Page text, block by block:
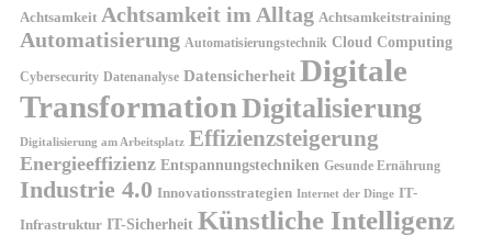
Achtsamkeit Achtsamkeit im Alltag Achtsamkeitstraining
Automatisierung Automatisierungstechnik Cloud Computing
Cybersecurity Datenanalyse Datensicherheit Digitale
TransformationDigitalisierung
Digitalisierung am Arbeitsplatz Effizienzsteigerung
Energieeffizienz Entspannungstechniken Gesunde Ernährung
Industrie 4.0 Innovationsstrategien Internet der Dinge IT-
Infrastruktur IT-Sicherheit Künstliche Intelligenz